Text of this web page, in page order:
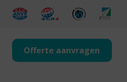
Offerte aanvragen